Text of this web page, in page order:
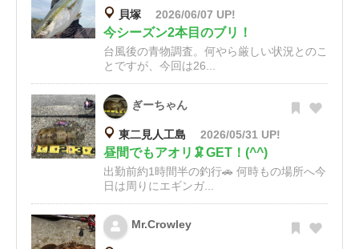
貝塚 2026/06/07 UP!
今シーズン2本目のブリ！
台風後の青物調査。何やら厳しい状況とのこ
とですが、今回は26...
ぎーちゃん
東二見人工島 2026/05/31 UP!
昼間でもアオリ🦑GET！(^^)
出勤前約1時間半の釣行🚗 何時もの場所へ今
日は周りにエギンガ...
Mr.Crowley